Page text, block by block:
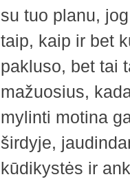
su tuo planu,
taip, kaip ir bet
pakluso, bet tai
mažuosius,
mylinti motina
širdyje,
kūdikystės ir